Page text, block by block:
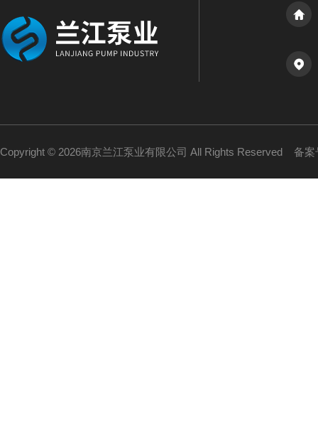
Copyright © 2026南京兰江泵业有限公司 All Rights Reserved 备案